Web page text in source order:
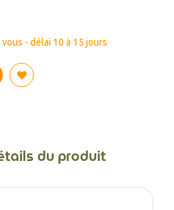
- délai 10 à 15 jours
du produit